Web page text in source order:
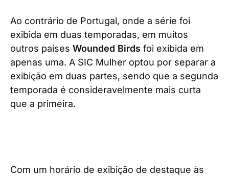
Ao contrário de Portugal, onde a série foi
exibida em duas temporadas, em muitos
outros países Wounded Birds foi exibida em
apenas uma. A SIC Mulher optou por separar a
exibição em duas partes, sendo que a segunda
temporada é consideravelmente mais curta
que a primeira.
Com um horário de exibição de destaque às